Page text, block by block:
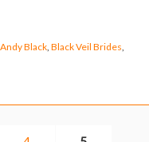
Andy Black, Black Veil Brides